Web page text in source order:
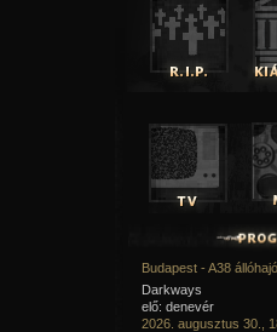
Budapest - A38 állóhajó
Darkways
elő: denevér
2026. augusztus 30.,